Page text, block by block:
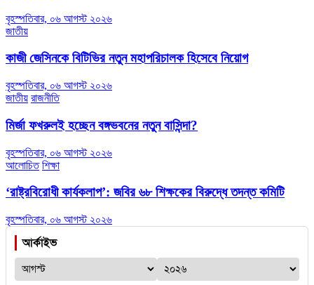
বৃহস্পতিবার, ০৬ আগস্ট ২০২৬
জাতীয়
কাজী জেসিনকে বিটিভির নতুন মহাপরিচালক হিসেবে নিয়োগ
বৃহস্পতিবার, ০৬ আগস্ট ২০২৬
জাতীয় রাজনীতি
মির্জা ফখরুলই হচ্ছেন বঙ্গভবনের নতুন বাসিন্দা?
বৃহস্পতিবার, ০৬ আগস্ট ২০২৬
আলোচিত শিক্ষা
‘রাষ্ট্রবিরোধী কার্যকলাপ’: জবির ৬৮ শিক্ষকের বিরুদ্ধে তদন্ত কমিটি
বৃহস্পতিবার, ০৬ আগস্ট ২০২৬
আর্কাইভ